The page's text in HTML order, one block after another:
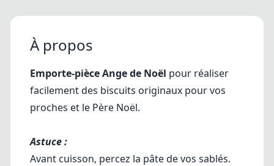
À propos
Emporte-pièce Ange de Noël pour réaliser
facilement des biscuits originaux pour vos
proches et le Père Noël.
Astuce :
Avant cuisson, percez la pâte de vos sablés.